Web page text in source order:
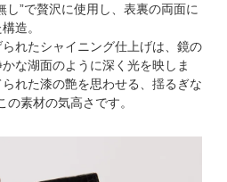
し”で贅沢に使用し、表裏の両面に
造。
れたシャイニング仕上げは、鏡の
な湖面のように深く光を映しま
れた漆の艶を思わせる、揺るぎな
素材の気高さです。